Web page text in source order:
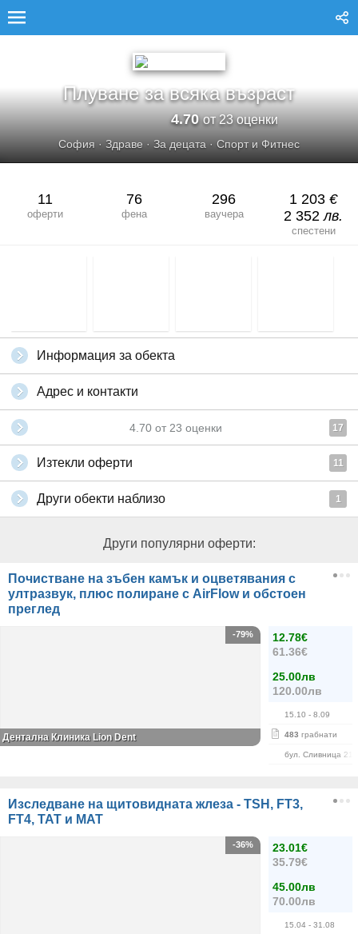
Плуване за всяка възраст
4.70от 23 оценки
София · Здраве · За децата · Спорт и Фитнес
11
оферти
76
фена
296
ваучера
1 203 €
2 352лв.
спестени
Информация за обекта
Адрес и контакти
4.70 от 23 оценки 17
Изтекли оферти 11
Други обекти наблизо 1
Други популярни оферти:
Почистване на зъбен камък и оцветявания с
ултразвук, плюс полиране с AirFlow и обстоен
преглед
12.78€
61.36€
25.00лв
120.00лв
15.10 - 8.09
483 грабнати
бул. Сливница 215
-79%
Дентална Клиника Lion Dent
Изследване на щитовидната жлеза - TSH, FT3,
FT4, ТАТ и МАТ
23.01€
35.79€
45.00лв
70.00лв
15.04 - 31.08
-36%